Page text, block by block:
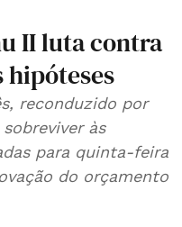
II luta contra
hipóteses
reconduzido por
às
para quinta-feira
do orçamento